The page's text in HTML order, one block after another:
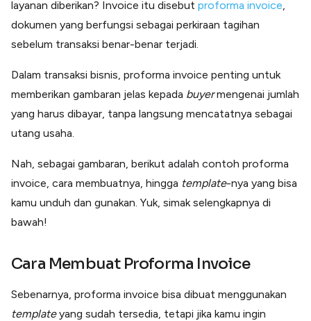
Kelola Pembayaran Termin Proyek
Health & Beauty
Lainnya
Integrasi sistem bisnis dengan API
Software Akuntansi
Integrasi Accurate
Integrasi Paper dengan Accurate
layanan diberikan? Invoice itu disebut proforma invoice,
dokumen yang berfungsi sebagai perkiraan tagihan
sebelum transaksi benar-benar terjadi.
Dalam transaksi bisnis, proforma invoice penting untuk
memberikan gambaran jelas kepada buyermengenai jumlah
yang harus dibayar, tanpa langsung mencatatnya sebagai
utang usaha.
Nah, sebagai gambaran, berikut adalah contoh proforma
invoice, cara membuatnya, hingga template-nya yang bisa
kamu unduh dan gunakan. Yuk, simak selengkapnya di
bawah!
Cara Membuat Proforma Invoice
Sebenarnya, proforma invoice bisa dibuat menggunakan
templateyang sudah tersedia, tetapi jika kamu ingin